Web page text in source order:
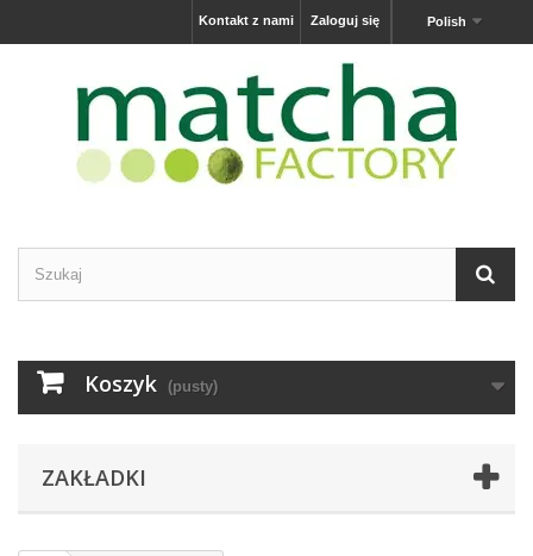
Polish
Zaloguj się
Kontakt z nami
Koszyk (pusty)
ZAKŁADKI